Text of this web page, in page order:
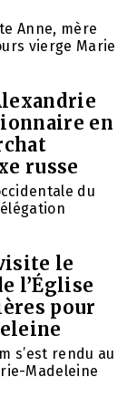
Anne, mère
vierge Marie
en
russe
du
le
l’Église
pour
s’est rendu au
Madeleine